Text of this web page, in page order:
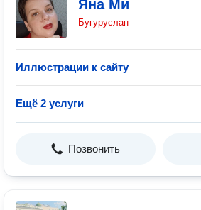
Яна Ми
Бугуруслан
Иллюстрации к сайту
Ещё 2 услуги
Позвонить